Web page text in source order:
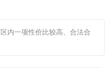
内一项性价比较高、合法合